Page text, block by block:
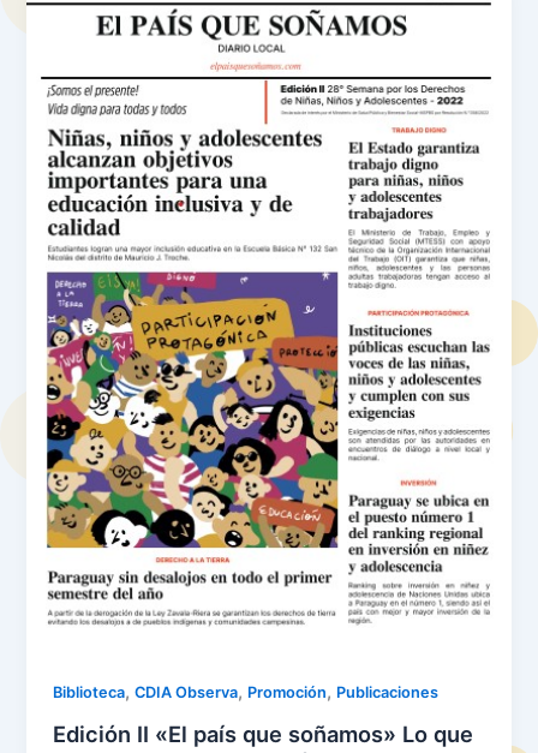
Biblioteca,CDIA Observa, Promoción, Publicaciones
Edición II «El país que soñamos» Lo que